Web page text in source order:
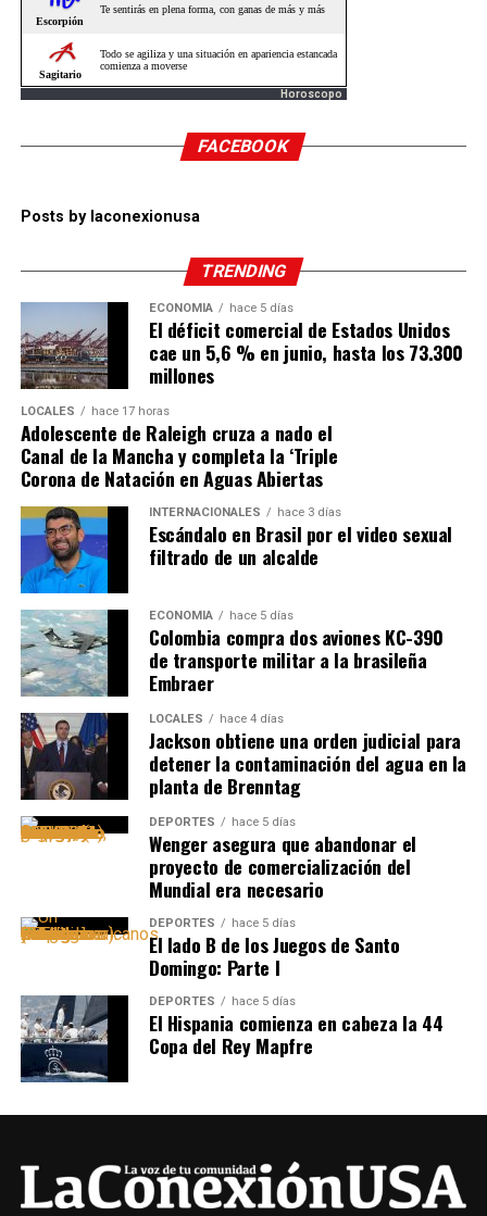
Horoscopo
FACEBOOK
Posts by laconexionusa
TRENDING
ECONOMÍA hace 5 días
El déficit comercial de Estados Unidos
cae un 5,6 % en junio, hasta los 73.300
millones
LOCALES hace 17 horas
Adolescente de Raleigh cruza a nado el
Canal de la Mancha y completa la ‘Triple
Corona de Natación en Aguas Abiertas
INTERNACIONALES hace 3 días
Escándalo en Brasil por el video sexual
filtrado de un alcalde
ECONOMÍA hace 5 días
Colombia compra dos aviones KC-390
de transporte militar a la brasileña
Embraer
LOCALES hace 4 días
Jackson obtiene una orden judicial para
detener la contaminación del agua en la
planta de Brenntag
DEPORTES hace 5 días
Wenger asegura que abandonar el
proyecto de comercialización del
Mundial era necesario
DEPORTES hace 5 días
El lado B de los Juegos de Santo
Domingo: Parte I
DEPORTES hace 5 días
El Hispania comienza en cabeza la 44
Copa del Rey Mapfre